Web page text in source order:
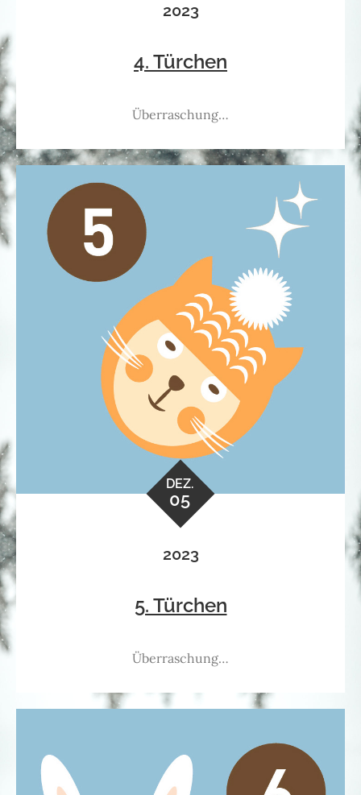
2023
4. Türchen
Überraschung…
DEZ.
05
2023
5. Türchen
Überraschung…